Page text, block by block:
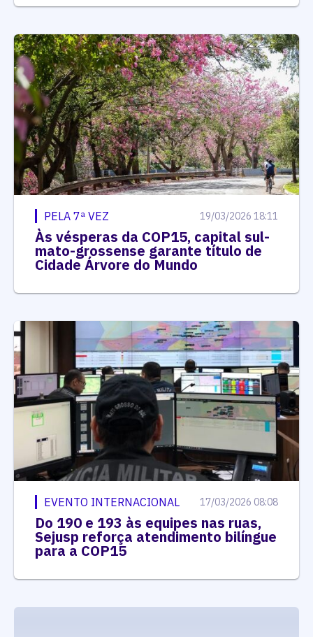
PELA 7ª VEZ 19/03/2026 18:11
Às vésperas da COP15, capital sul-
mato-grossense garante título de
Cidade Árvore do Mundo
EVENTO INTERNACIONAL 17/03/2026 08:08
Do 190 e 193 às equipes nas ruas,
Sejusp reforça atendimento bilíngue
para a COP15